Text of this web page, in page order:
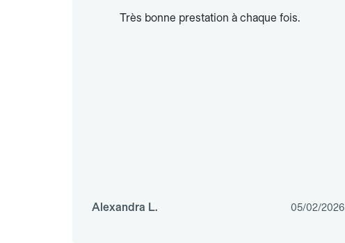
Très bonne prestation à chaque fois.
Alexandra L. 05/02/2026